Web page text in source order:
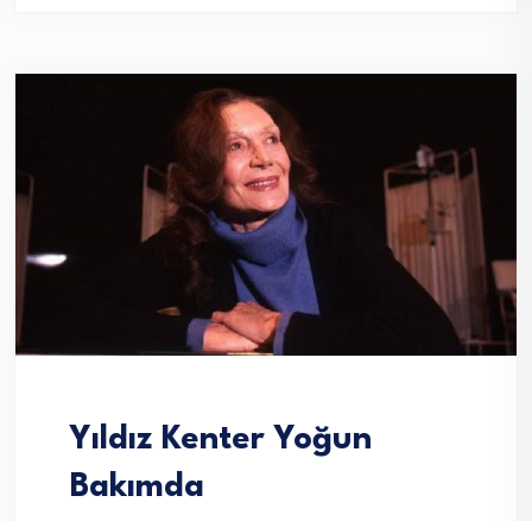
Yıldız Kenter Yoğun
Bakımda